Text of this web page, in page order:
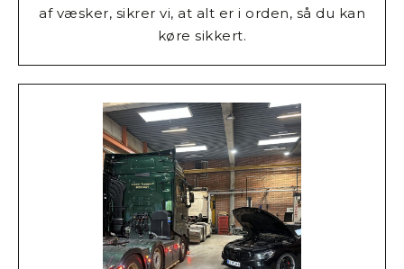
af væsker, sikrer vi, at alt er i orden, så du kan
køre sikkert.